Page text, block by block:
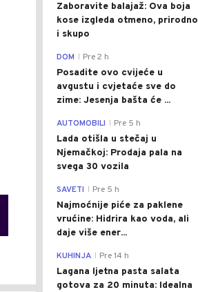
Zaboravite balajaž: Ova boja
kose izgleda otmeno, prirodno
i skupo
DOM Pre 2 h
Posadite ovo cvijeće u
avgustu i cvjetaće sve do
zime: Jesenja bašta će ...
AUTOMOBILI Pre 5 h
Lada otišla u stečaj u
Njemačkoj: Prodaja pala na
svega 30 vozila
SAVETI Pre 5 h
Najmoćnije piće za paklene
vrućine: Hidrira kao voda, ali
daje više ener...
KUHINJA Pre 14 h
Lagana ljetna pasta salata
gotova za 20 minuta: Idealna